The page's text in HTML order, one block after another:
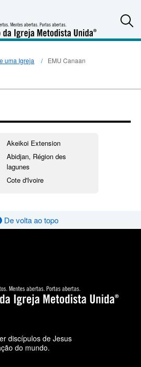
uma Igreja EMU Canaan
Akeikoi Extension
Abidjan, Région des
lagunes
Cote d'Ivoire
De volta ao topo
discípulos de Jesus
do mundo.